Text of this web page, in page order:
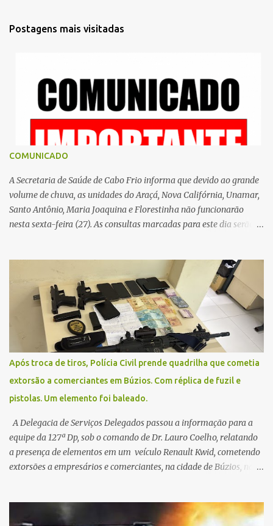
Postagens mais visitadas
COMUNICADO
A Secretaria de Saúde de Cabo Frio informa que devido ao grande
volume de chuva, as unidades do Araçá, Nova Califórnia, Unamar,
Santo Antônio, Maria Joaquina e Florestinha não funcionarão
nesta sexta-feira (27). As consultas marcadas para este dia serão
Contamos com a compreensão de toda população, pois se trata de
uma situação climática que foge ao controle da administração
pública.
Após troca de tiros, Polícia Civil prende quadrilha que cometia
extorsão a comerciantes em Búzios. Com réplica de fuzil e
pistolas. Um elemento foi baleado.
A Delegacia de Serviços Delegados passou a informação para a
equipe da 127ª Dp, sob o comando de Dr. Lauro Coelho, relatando
a presença de elementos em um veículo Renault Kwid, cometendo
extorsões a empresários e comerciantes, na cidade de Búzios, na
fugir da cidade Buziana. Um dos detidos é policial civil e este foi